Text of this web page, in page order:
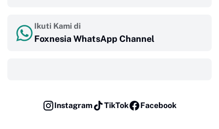
Ikuti Kami di
Foxnesia WhatsApp Channel
Instagram TikTok Facebook